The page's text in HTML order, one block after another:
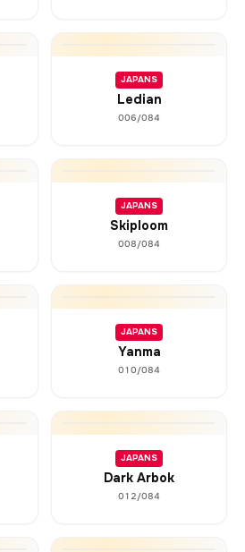
JAPANS
Ledian
006/084
JAPANS
Skiploom
008/084
JAPANS
Yanma
010/084
JAPANS
Dark Arbok
012/084